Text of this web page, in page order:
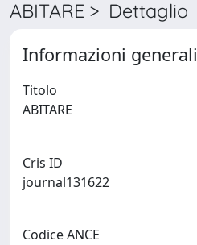
ABITARE > Dettaglio
Informazioni generali
Titolo
Cris ID
Codice ANCE